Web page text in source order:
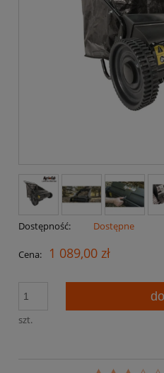
Dostępność: Dostępne
Cena: 1 089,00 zł
szt.